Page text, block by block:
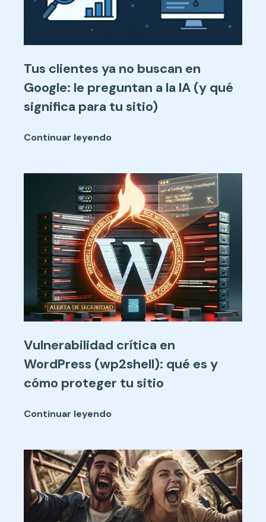
Tus clientes ya no buscan en
Google: le preguntan a la IA (y qué
significa para tu sitio)
Continuar leyendo
Vulnerabilidad crítica en
WordPress (wp2shell): qué es y
cómo proteger tu sitio
Continuar leyendo